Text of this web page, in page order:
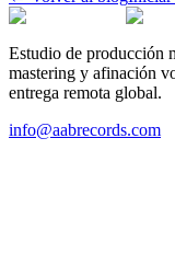
Estudio de producción
mastering y afinación
entrega remota global.
info@aabrecords.com